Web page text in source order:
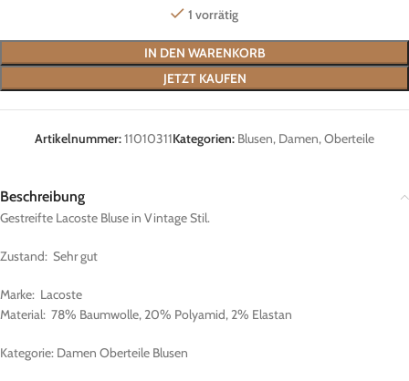
1 vorrätig
IN DEN WARENKORB
JETZT KAUFEN
Artikelnummer:11010311Kategorien: Blusen, Damen, Oberteile
Beschreibung
Gestreifte Lacoste Bluse in Vintage Stil.
Zustand: Sehr gut
Marke: Lacoste
Material: 78% Baumwolle, 20% Polyamid, 2% Elastan
Kategorie: Damen Oberteile Blusen